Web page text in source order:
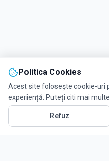
Politica Cookies
Acest site folosește cookie-uri
experiență. Puteți citi mai
Refuz